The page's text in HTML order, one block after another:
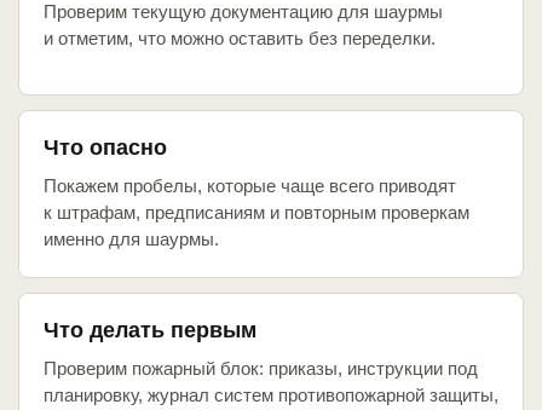
Проверим текущую документацию для шаурмы
и отметим, что можно оставить без переделки.
Что опасно
Покажем пробелы, которые чаще всего приводят
к штрафам, предписаниям и повторным проверкам
именно для шаурмы.
Что делать первым
Проверим пожарный блок: приказы, инструкции под
планировку, журнал систем противопожарной защиты,